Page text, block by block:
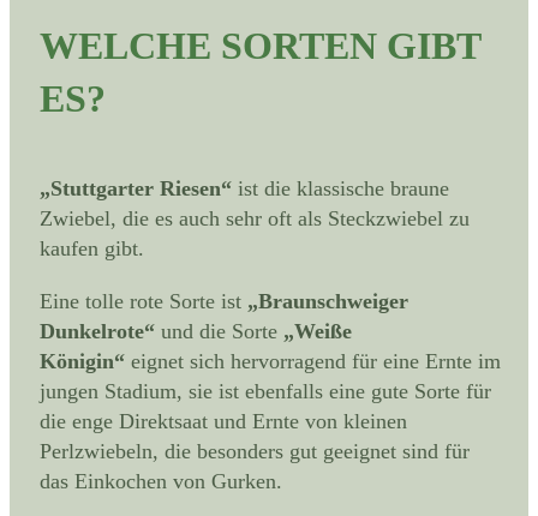
WELCHE SORTEN GIBT
ES?
„Stuttgarter Riesen“ ist die klassische braune
Zwiebel, die es auch sehr oft als Steckzwiebel zu
kaufen gibt.
Eine tolle rote Sorte ist „Braunschweiger
Dunkelrote“ und die Sorte „Weiße
Königin“ eignet sich hervorragend für eine Ernte im
jungen Stadium, sie ist ebenfalls eine gute Sorte für
die enge Direktsaat und Ernte von kleinen
Perlzwiebeln, die besonders gut geeignet sind für
das Einkochen von Gurken.